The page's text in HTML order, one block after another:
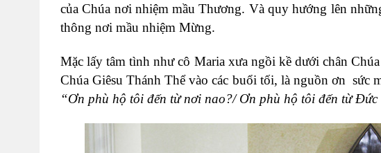
của Chúa nơi nhiệm mầu Thương. Và quy hướng lên
thông nơi mầu nhiệm Mừng.
Mặc lấy tâm tình như cô Maria xưa ngồi kề dưới chân
Chúa Giêsu Thánh Thể vào các buổi tối, là nguồn ơn sức
“Ơn phù hộ tôi đến từ nơi nao?/ Ơn phù hộ tôi đến từ